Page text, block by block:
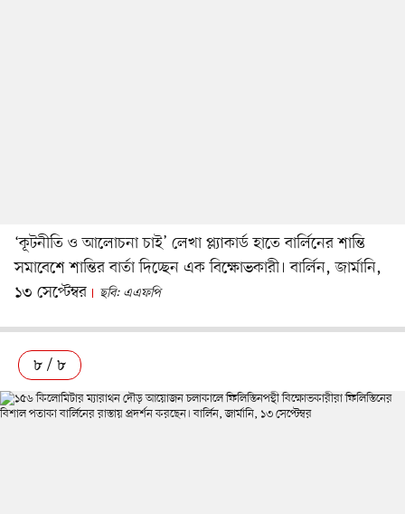
‘কূটনীতি ও আলোচনা চাই’ লেখা প্ল্যাকার্ড হাতে বার্লিনের শান্তি
সমাবেশে শান্তির বার্তা দিচ্ছেন এক বিক্ষোভকারী। বার্লিন, জার্মানি,
১৩ সেপ্টেম্বর
ছবি: এএফপি
৮ / ৮